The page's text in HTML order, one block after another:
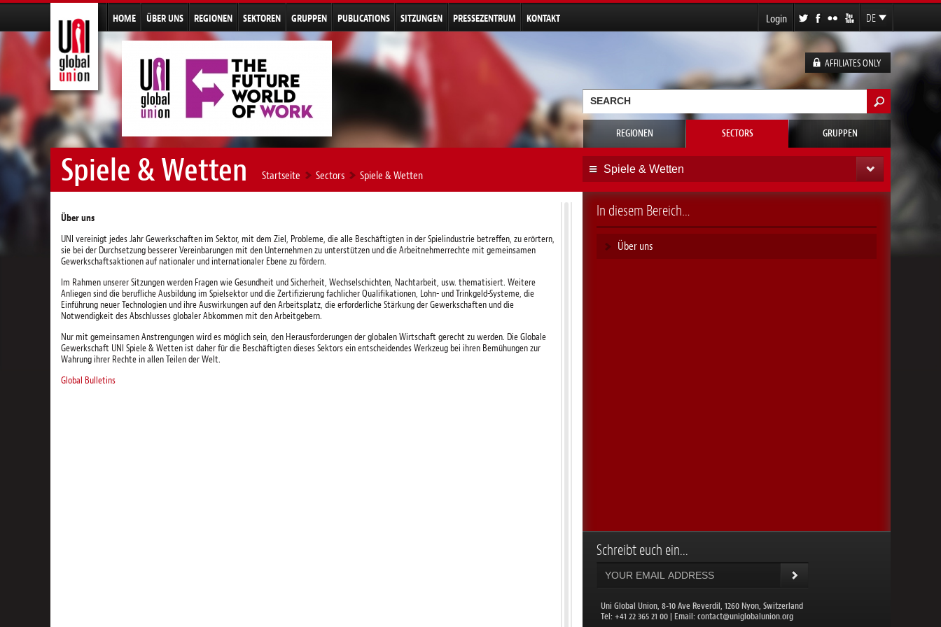
Direkt
zum
Inhalt
HOME ÜBER UNS REGIONEN SEKTOREN GRUPPEN PUBLICATIONS SITZUNGEN PRESSEZENTRUM KONTAKT
DE
EN
FR
ES
AFFILIATES ONLY
Login
Suchformular
REGIONEN SECTORS GRUPPEN
Spiele & Wetten Startseite Sectors Spiele & Wetten
Spiele & Wetten
Über uns
UNI vereinigt jedes Jahr Gewerkschaften im Sektor, mit dem Ziel, Probleme, die alle Beschäftigten in der Spielindustrie betreffen, zu erörtern,
sie bei der Durchsetzung besserer Vereinbarungen mit den Unternehmen zu unterstützen und die Arbeitnehmerrechte mit gemeinsamen
Gewerkschaftsaktionen auf nationaler und internationaler Ebene zu fördern.
Im Rahmen unserer Sitzungen werden Fragen wie Gesundheit und Sicherheit, Wechselschichten, Nachtarbeit, usw. thematisiert. Weitere
Anliegen sind die berufliche Ausbildung im Spielsektor und die Zertifizierung fachlicher Qualifikationen, Lohn- und Trinkgeld-Systeme, die
Einführung neuer Technologien und ihre Auswirkungen auf den Arbeitsplatz, die erforderliche Stärkung der Gewerkschaften und die
Notwendigkeit des Abschlusses globaler Abkommen mit den Arbeitgebern.
Nur mit gemeinsamen Anstrengungen wird es möglich sein, den Herausforderungen der globalen Wirtschaft gerecht zu werden. Die Globale
Gewerkschaft UNI Spiele & Wetten ist daher für die Beschäftigten dieses Sektors ein entscheidendes Werkzeug bei ihren Bemühungen zur
Wahrung ihrer Rechte in allen Teilen der Welt.
Global Bulletins
Schreibt euch ein...
Uni Global Union, 8-10 Ave Reverdil, 1260 Nyon, Switzerland
​Tel: +41 22 365 21 00 | Email:contact@uniglobalunion.org
In diesem Bereich…
Über uns